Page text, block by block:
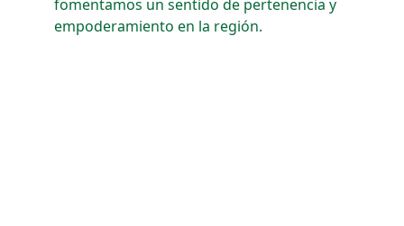
fomentamos un sentido de pertenencia y
empoderamiento en la región.